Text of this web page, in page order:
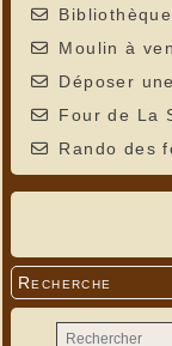
Bibliothèque
Moulin à
Déposer
Four de La
Rando des
Recherche